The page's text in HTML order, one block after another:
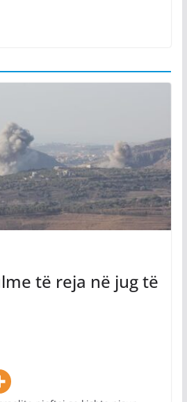
të reja në jug të